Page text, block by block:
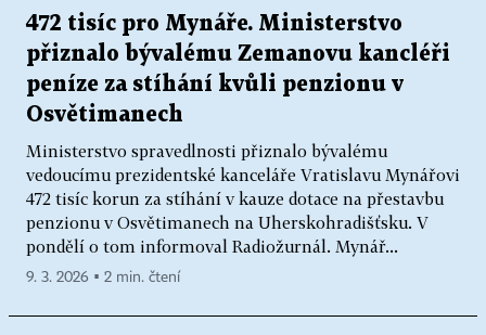
472 tisíc pro Mynáře. Ministerstvo
přiznalo bývalému Zemanovu kancléři
peníze za stíhání kvůli penzionu v
Osvětimanech
Ministerstvo spravedlnosti přiznalo bývalému
vedoucímu prezidentské kanceláře Vratislavu Mynářovi
472 tisíc korun za stíhání v kauze dotace na přestavbu
penzionu v Osvětimanech na Uherskohradišťsku. V
pondělí o tom informoval Radiožurnál. Mynář...
9. 3. 2026 ▪ 2 min. čtení